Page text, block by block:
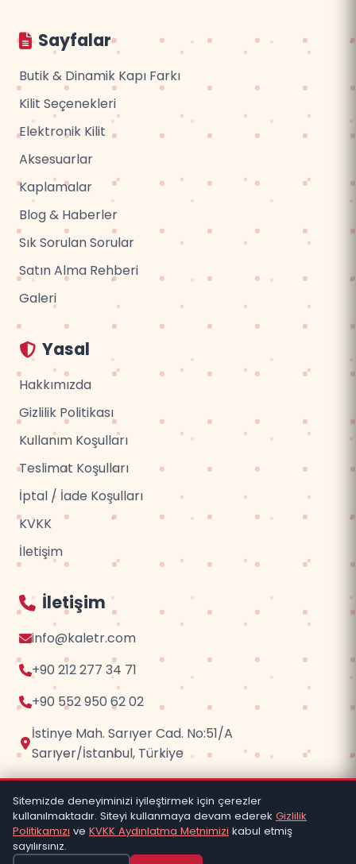
Sitemizde deneyiminizi iyileştirmek için çerezler
kullanılmaktadır. Siteyi kullanmaya devam ederek Gizlilik
Politikamızı ve KVKK Aydınlatma Metnimizi kabul etmiş
sayılırsınız.
Sayfalar
Butik & Dinamik Kapı Farkı
Kilit Seçenekleri
Elektronik Kilit
Aksesuarlar
Kaplamalar
Blog & Haberler
Sık Sorulan Sorular
Satın Alma Rehberi
Galeri
Yasal
Hakkımızda
Gizlilik Politikası
Kullanım Koşulları
Teslimat Koşulları
İptal / İade Koşulları
KVKK
İletişim
İletişim
info@kaletr.com
+90 212 277 34 71
+90 552 950 62 02
İstinye Mah. Sarıyer Cad. No:51/A
Sarıyer/İstanbul, Türkiye
© 2026Kaletr.com- Trend Anahtar | Tüm hakları
saklıdır.